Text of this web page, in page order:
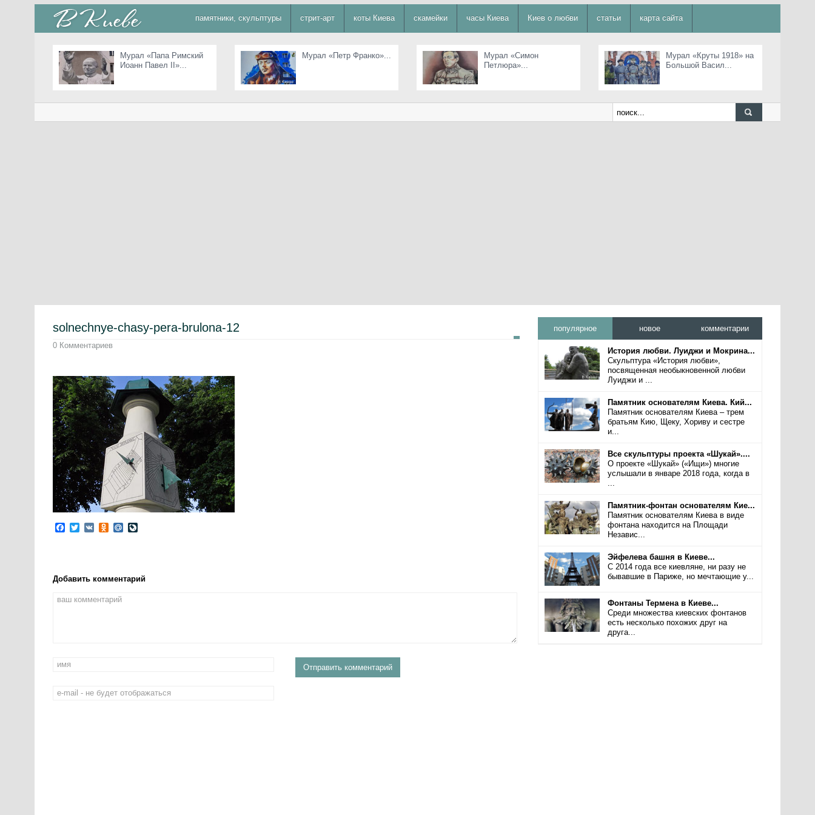
памятники, скульптуры стрит-арт коты Киева скамейки часы Киева Киев о любви статьи карта сайта
Мурал «Папа Римский
Иоанн Павел II»...
Мурал «Петр Франко»...
Мурал «Симон
Петлюра»...
Мурал «Круты 1918» на
Большой Васил...
solnechnye-chasy-pera-brulona-12
0 Комментариев
Facebook
Twitter
VK Odnoklassniki
Mail.Ru
Добавить комментарий
популярное новое комментарии
История любви. Луиджи и Мокрина...
Скульптура «История любви»,
посвященная необыкновенной любви
Луиджи и ...
Памятник основателям Киева. Кий...
Памятник основателям Киева – трем
братьям Кию, Щеку, Хориву и сестре
и...
Все скульптуры проекта «Шукай»....
О проекте «Шукай» («Ищи») многие
услышали в январе 2018 года, когда в
...
Памятник-фонтан основателям Кие...
Памятник основателям Киева в виде
фонтана находится на Площади
Независ...
Эйфелева башня в Киеве...
С 2014 года все киевляне, ни разу не
бывавшие в Париже, но мечтающие у...
Фонтаны Термена в Киеве...
Среди множества киевских фонтанов
есть несколько похожих друг на
друга...